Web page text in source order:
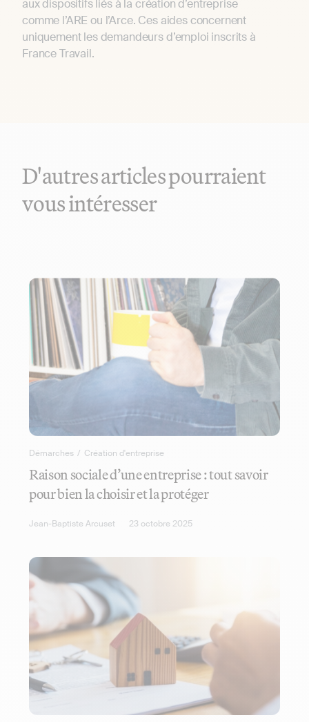
aux dispositifs liés à la création d’entreprise
comme l’ARE ou l’Arce. Ces aides concernent
uniquement les demandeurs d’emploi inscrits à
France Travail.
D'autres articles pourraient
vous intéresser
Démarches / Création d'entreprise
Raison sociale d’une entreprise : tout savoir
pour bien la choisir et la protéger
Jean-Baptiste Arcuset 23 octobre 2025